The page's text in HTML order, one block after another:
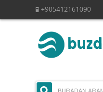
+905412161090